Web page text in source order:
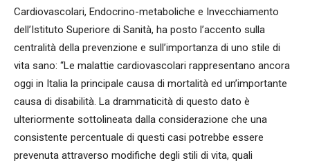
Cardiovascolari, Endocrino-metaboliche e Invecchiamento
dell’Istituto Superiore di Sanità, ha posto l’accento sulla
centralità della prevenzione e sull’importanza di uno stile di
vita sano: “Le malattie cardiovascolari rappresentano ancora
oggi in Italia la principale causa di mortalità ed un’importante
causa di disabilità. La drammaticità di questo dato è
ulteriormente sottolineata dalla considerazione che una
consistente percentuale di questi casi potrebbe essere
prevenuta attraverso modifiche degli stili di vita, quali